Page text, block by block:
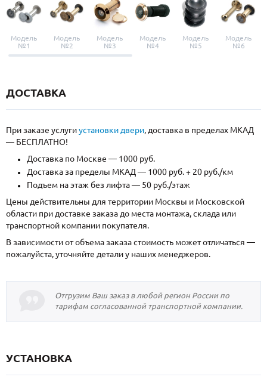
Модель
№1
Модель
№2
Модель
№3
Модель
№4
Модель
№5
Модель
№6
ДОСТАВКА
При заказе услугиустановки двери, доставка в пределах МКАД
— БЕСПЛАТНО!
Доставка по Москве — 1000 руб.
Доставка за пределы МКАД — 1000 руб. + 20 руб./км
Подъем на этаж без лифта — 50 руб./этаж
Цены действительны для территории Москвы и Московской
области при доставке заказа до места монтажа, склада или
транспортной компании покупателя.
В зависимости от объема заказа стоимость может отличаться —
пожалуйста, уточняйте детали у наших менеджеров.
Отгрузим Ваш заказ в любой регион России по
тарифам согласованной транспортной компании.
УСТАНОВКА